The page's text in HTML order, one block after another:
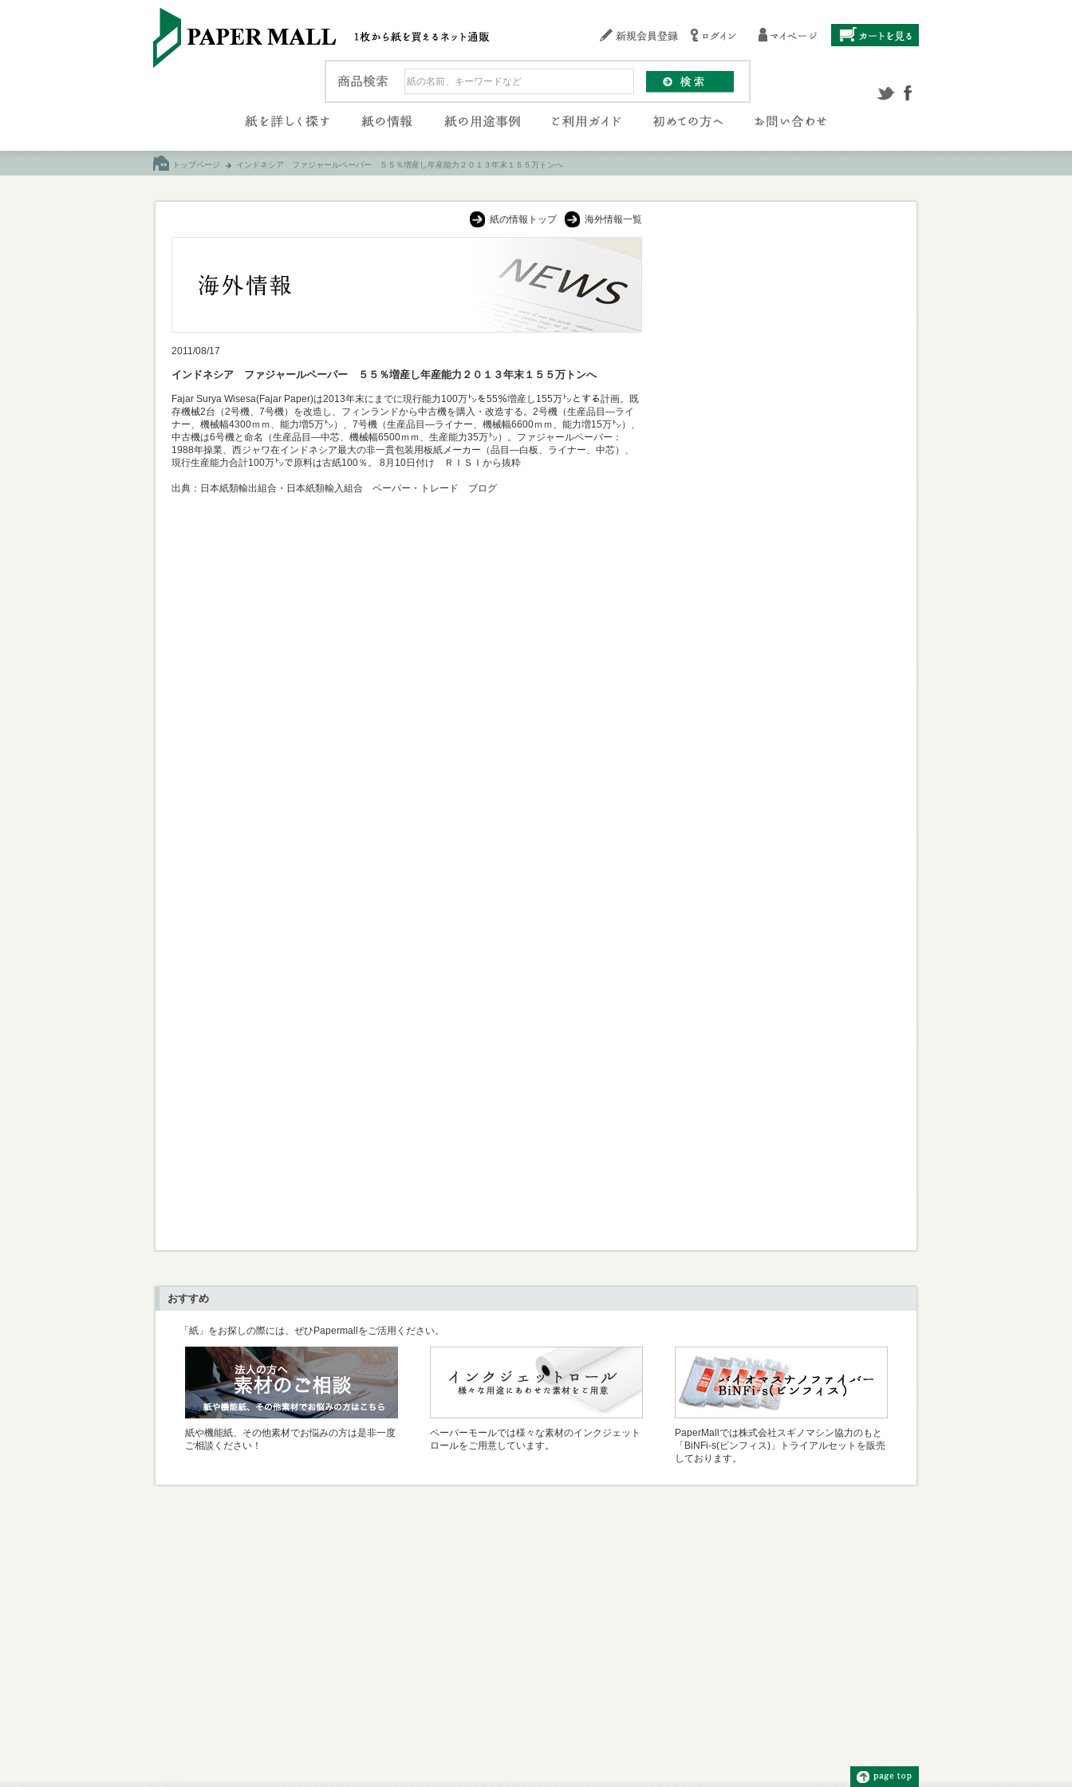
トップページ インドネシア ファジャールペーパー ５５％増産し年産能力２０１３年末１５５万トンへ
紙の情報トップ 海外情報一覧
2011/08/17
インドネシア ファジャールペーパー ５５％増産し年産能力２０１３年末１５５万トンへ
Fajar Surya Wisesa(Fajar Paper)は2013年末にまでに現行能力100万㌧を55％増産し155万㌧とする計画。既
存機械2台（2号機、7号機）を改造し、フィンランドから中古機を購入・改造する。2号機（生産品目―ライ
ナー、機械幅4300ｍｍ、能力増5万㌧）、7号機（生産品目―ライナー、機械幅6600ｍｍ、能力増15万㌧）、
中古機は6号機と命名（生産品目―中芯、機械幅6500ｍｍ、生産能力35万㌧）。ファジャールペーパー：
1988年操業、西ジャワ在インドネシア最大の非一貫包装用板紙メーカー（品目―白板、ライナー、中芯）、
現行生産能力合計100万㌧で原料は古紙100％。 8月10日付け ＲＩＳＩから抜粋
出典：日本紙類輸出組合・日本紙類輸入組合 ペーパー・トレード ブログ
おすすめ
「紙」をお探しの際には、ぜひPapermallをご活用ください。
紙や機能紙、その他素材でお悩みの方は是非一度
ご相談ください！
ペーパーモールでは様々な素材のインクジェット
ロールをご用意しています。
PaperMallでは株式会社スギノマシン協力のもと
「BiNFi-s(ビンフィス)」トライアルセットを販売
しております。